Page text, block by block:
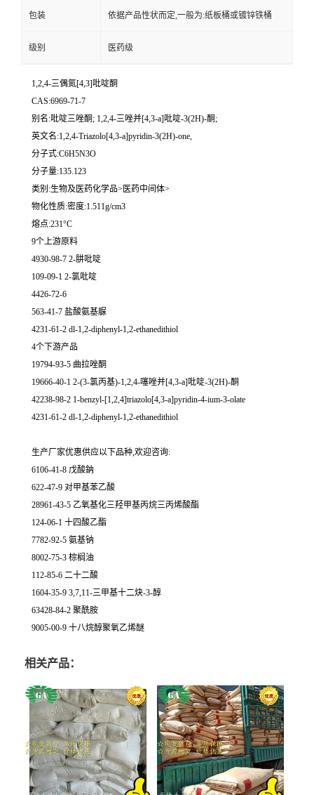
包装 依据产品性状而定,一般为:纸板桶或镀锌铁桶
级别 医药级
1,2,4-三偶氮[4,3]吡啶酮
CAS:6969-71-7
别名:吡啶三唑酮; 1,2,4-三唑并[4,3-a]吡啶-3(2H)-酮;
英文名:1,2,4-Triazolo[4,3-a]pyridin-3(2H)-one,
分子式:C6H5N3O
分子量:135.123
类别:生物及医药化学品>医药中间体>
物化性质:密度:1.511g/cm3
熔点:231°C
9个上游原料
4930-98-7 2-肼吡啶
109-09-1 2-氯吡啶
4426-72-6
563-41-7 盐酸氨基脲
4231-61-2 dl-1,2-diphenyl-1,2-ethanedithiol
4个下游产品
19794-93-5 曲拉唑酮
19666-40-1 2-(3-氯丙基)-1,2,4-噻唑并[4,3-a]吡啶-3(2H)-酮
42238-98-2 1-benzyl-[1,2,4]triazolo[4,3-a]pyridin-4-ium-3-olate
4231-61-2 dl-1,2-diphenyl-1,2-ethanedithiol
生产厂家优惠供应以下品种,欢迎咨询:
6106-41-8 戊酸鈉
622-47-9 对甲基苯乙酸
28961-43-5 乙氧基化三羟甲基丙烷三丙烯酸酯
124-06-1 十四酸乙酯
7782-92-5 氨基钠
8002-75-3 棕榈油
112-85-6 二十二酸
1604-35-9 3,7,11-三甲基十二炔-3-醇
63428-84-2 聚酰胺
9005-00-9 十八烷醇聚氧乙烯醚
相关产品：